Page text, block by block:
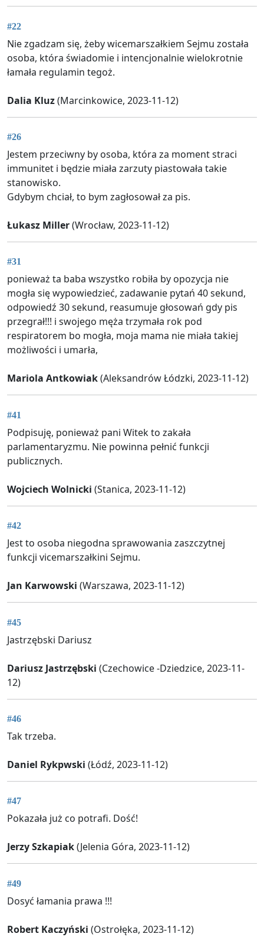
#22
Nie zgadzam się, żeby wicemarszałkiem Sejmu została
osoba, która świadomie i intencjonalnie wielokrotnie
łamała regulamin tegoż.
Dalia Kluz(Marcinkowice, 2023-11-12)
#26
Jestem przeciwny by osoba, która za moment straci
immunitet i będzie miała zarzuty piastowała takie
stanowisko.
Gdybym chciał, to bym zagłosował za pis.
Łukasz Miller(Wrocław, 2023-11-12)
#31
ponieważ ta baba wszystko robiła by opozycja nie
mogła się wypowiedzieć, zadawanie pytań 40 sekund,
odpowiedź 30 sekund, reasumuje głosowań gdy pis
przegrał!!! i swojego męża trzymała rok pod
respiratorem bo mogła, moja mama nie miała takiej
możliwości i umarła,
Mariola Antkowiak(Aleksandrów Łódzki, 2023-11-12)
#41
Podpisuję, ponieważ pani Witek to zakała
parlamentaryzmu. Nie powinna pełnić funkcji
publicznych.
Wojciech Wolnicki (Stanica, 2023-11-12)
#42
Jest to osoba niegodna sprawowania zaszczytnej
funkcji vicemarszałkini Sejmu.
Jan Karwowski (Warszawa, 2023-11-12)
#45
Jastrzębski Dariusz
Dariusz Jastrzębski (Czechowice -Dziedzice, 2023-11-
12)
#46
Tak trzeba.
Daniel Rykpwski (Łódź, 2023-11-12)
#47
Pokazała już co potrafi. Dość!
Jerzy Szkapiak(Jelenia Góra, 2023-11-12)
#49
Dosyć łamania prawa !!!
Robert Kaczyński (Ostrołęka, 2023-11-12)